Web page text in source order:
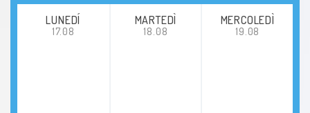
LUNEDÍ
17.08
MARTEDÌ
18.08
MERCOLEDÌ
19.08